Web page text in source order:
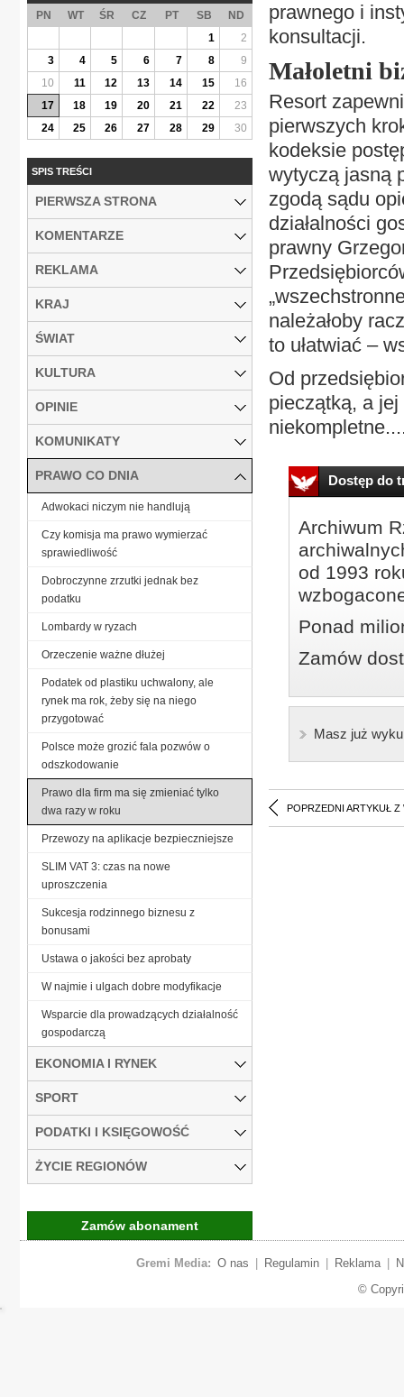
prawnego i
konsultacji.
Małoletni
Resort
pierwszych
kodeksie
wytyczą jasną
zgodą sądu
działalności
prawny
należałoby
to ułatwiać –
Od
pieczątką, a
Dostęp do
Archiwum
od 1993
Ponad
Zamów
Masz już
POPRZEDNI ARTYKUŁ Z
PN WT ŚR CZ PT SB
ND
1
2
3
4 5 6 7 8
9
10
11 12 13 14 15
16
17
18 19 20 21 22
23
24
25 26 27 28 29 30
SPIS TREŚCI
PIERWSZA STRONA
KOMENTARZE
REKLAMA
KRAJ
ŚWIAT
KULTURA
OPINIE
KOMUNIKATY
PRAWO CO DNIA
Adwokaci niczym nie handlują
Czy komisja ma prawo wymierzać
sprawiedliwość
Dobroczynne zrzutki jednak bez
podatku
Lombardy w ryzach
Orzeczenie ważne dłużej
Podatek od plastiku uchwalony, ale
rynek ma rok, żeby się na niego
przygotować
Polsce może grozić fala pozwów o
odszkodowanie
Prawo dla firm ma się zmieniać tylko
dwa razy w roku
Przewozy na aplikacje bezpieczniejsze
SLIM VAT 3: czas na nowe
uproszczenia
Sukcesja rodzinnego biznesu z
bonusami
Ustawa o jakości bez aprobaty
W najmie i ulgach dobre modyfikacje
Wsparcie dla prowadzących działalność
gospodarczą
EKONOMIA I RYNEK
SPORT
PODATKI I KSIĘGOWOŚĆ
ŻYCIE REGIONÓW
Zamów abonament
Gremi Media: O nas Regulamin Reklama
©